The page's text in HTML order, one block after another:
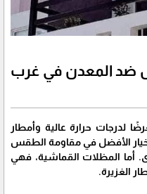
ضد المعدن في غرب
لدرجات حرارة عالية وأمطار
الأفضل في مقاومة الطقس
أما المظلات القماشية، فهي
الغزيرة.